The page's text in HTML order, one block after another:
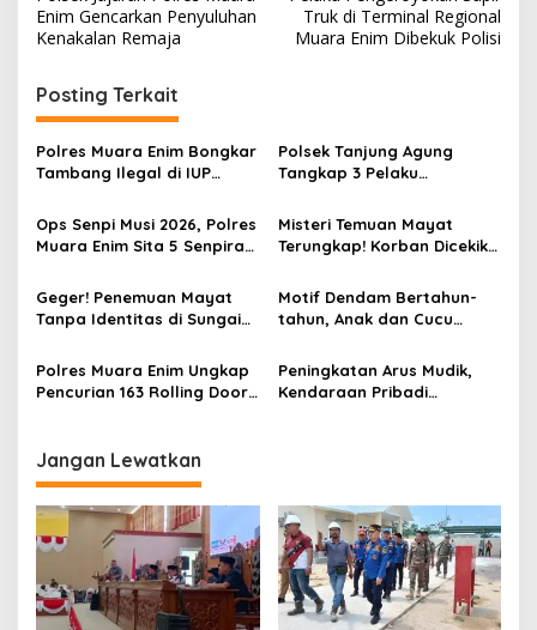
a
v
i
g
a
s
i
p
s
Enim Gencarkan Penyuluhan
Kenakalan Remaja
Truk di Terminal Regional
Muara Enim Dibekuk Polisi
Posting Terkait
Polres Muara Enim Bongkar
Tambang Ilegal di IUP
Miliar
Polsek Tanjung Agung
Tangkap 3 Pelaku
Satu Masih DPO
Ops Senpi Musi 2026, Polres
Muara Enim Sita 5 Senpira
Tersangka
Misteri Temuan Mayat
Terungkap! Korban Dicekik
Tewas, Jasad Dibakar dan
Dibuang ke Sungai Enim
Geger! Penemuan Mayat
Tanpa Identitas di Sungai
Motif Dendam Bertahun-
tahun, Anak dan Cucu
Polres Muara Enim Ungkap
Pencurian 163 Rolling Door
Peningkatan Arus Mudik,
Kendaraan Pribadi
Jangan Lewatkan